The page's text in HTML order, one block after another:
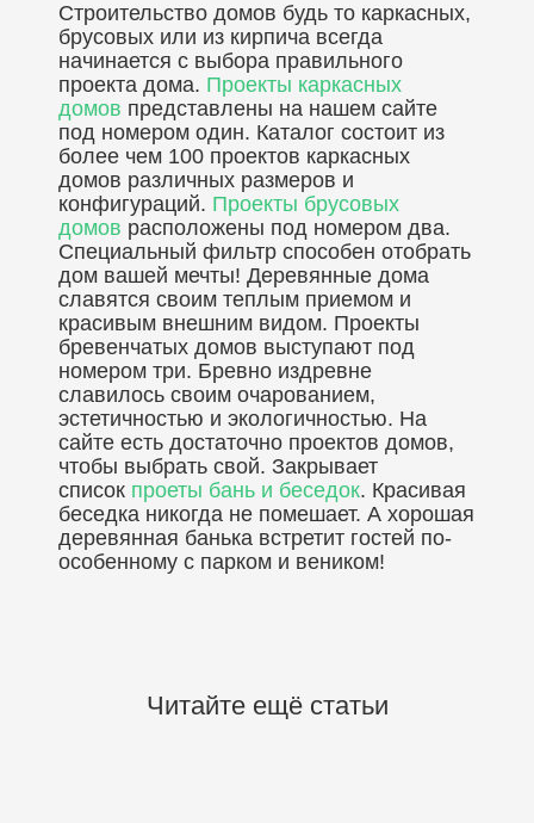
Строительство домов будь то каркасных,
брусовых или из кирпича всегда
начинается с выбора правильного
проекта дома. Проекты каркасных
домов представлены на нашем сайте
под номером один. Каталог состоит из
более чем 100 проектов каркасных
домов различных размеров и
конфигураций. Проекты брусовых
домов расположены под номером два.
Специальный фильтр способен отобрать
дом вашей мечты! Деревянные дома
славятся своим теплым приемом и
красивым внешним видом. Проекты
бревенчатых домов выступают под
номером три. Бревно издревне
славилось своим очарованием,
эстетичностью и экологичностью. На
сайте есть достаточно проектов домов,
чтобы выбрать свой. Закрывает
список проеты бань и беседок. Красивая
беседка никогда не помешает. А хорошая
деревянная банька встретит гостей по-
особенному с парком и веником!
Читайте ещё статьи